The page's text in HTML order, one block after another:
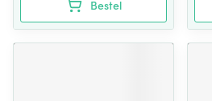
Bestel